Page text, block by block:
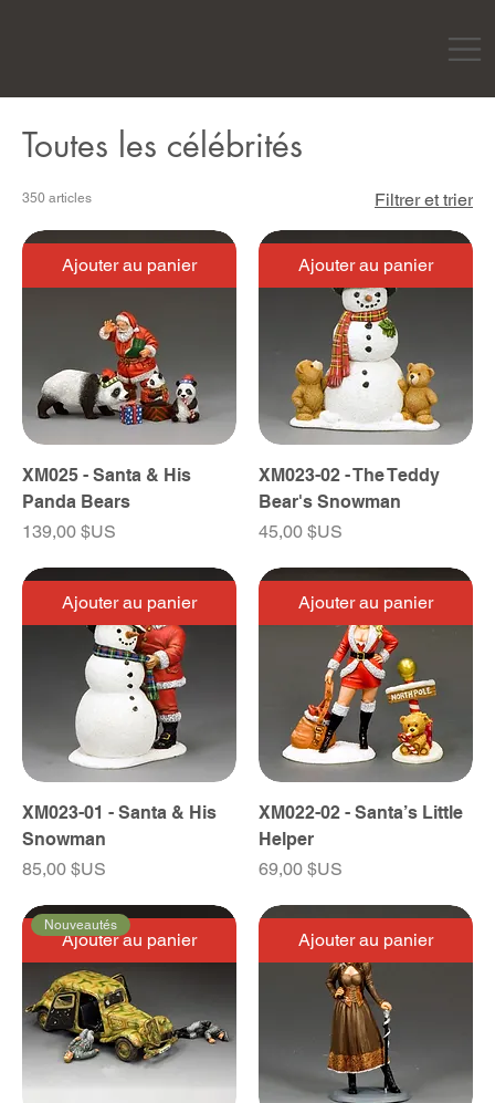
Toutes les célébrités
350 articles Filtrer et trier
Ajouter au panier
XM025 - Santa & His
Panda Bears
Prix
139,00 $US
Ajouter au panier
XM023-02 - The Teddy
Bear's Snowman
Prix
45,00 $US
Ajouter au panier
XM023-01 - Santa & His
Snowman
Prix
85,00 $US
Ajouter au panier
XM022-02 - Santa’s Little
Helper
Prix
69,00 $US
Ajouter au panier
Nouveautés
Ajouter au panier